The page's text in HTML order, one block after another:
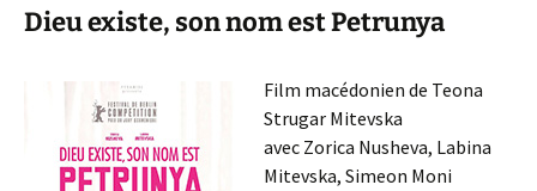
Dieu existe, son nom est Petrunya
Film macédonien de Teona
Strugar Mitevska
avec Zorica Nusheva, Labina
Mitevska, Simeon Moni